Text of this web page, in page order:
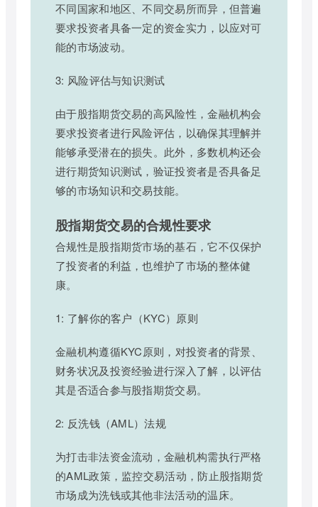
不同国家和地区、不同交易所而异，但普遍
要求投资者具备一定的资金实力，以应对可
能的市场波动。
3: 风险评估与知识测试
由于股指期货交易的高风险性，金融机构会
要求投资者进行风险评估，以确保其理解并
能够承受潜在的损失。此外，多数机构还会
进行期货知识测试，验证投资者是否具备足
够的市场知识和交易技能。
股指期货交易的合规性要求
合规性是股指期货市场的基石，它不仅保护
了投资者的利益，也维护了市场的整体健
康。
1: 了解你的客户（KYC）原则
金融机构遵循KYC原则，对投资者的背景、
财务状况及投资经验进行深入了解，以评估
其是否适合参与股指期货交易。
2: 反洗钱（AML）法规
为打击非法资金流动，金融机构需执行严格
的AML政策，监控交易活动，防止股指期货
市场成为洗钱或其他非法活动的温床。